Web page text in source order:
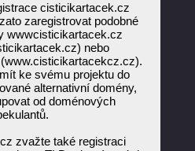
cisticikartacek.cz
zaregistrovat podobné
wwwcisticikartacek.cz
nebo
ke svému projektu do
alternativní domény,
od doménových
zvažte také registraci